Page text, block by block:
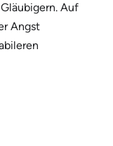
Auf
Angst